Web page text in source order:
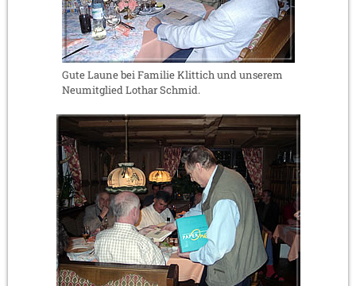
Gute Laune bei Familie Klittich und unserem
Neumitglied Lothar Schmid.